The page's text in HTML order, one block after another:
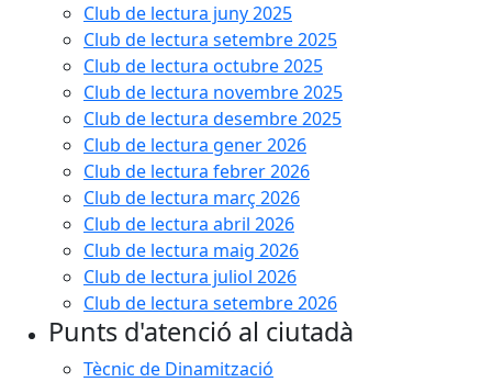
Club de lectura juny 2025
Club de lectura setembre 2025
Club de lectura octubre 2025
Club de lectura novembre 2025
Club de lectura desembre 2025
Club de lectura gener 2026
Club de lectura febrer 2026
Club de lectura març 2026
Club de lectura abril 2026
Club de lectura maig 2026
Club de lectura juliol 2026
Club de lectura setembre 2026
Punts d'atenció al ciutadà
Tècnic de Dinamització